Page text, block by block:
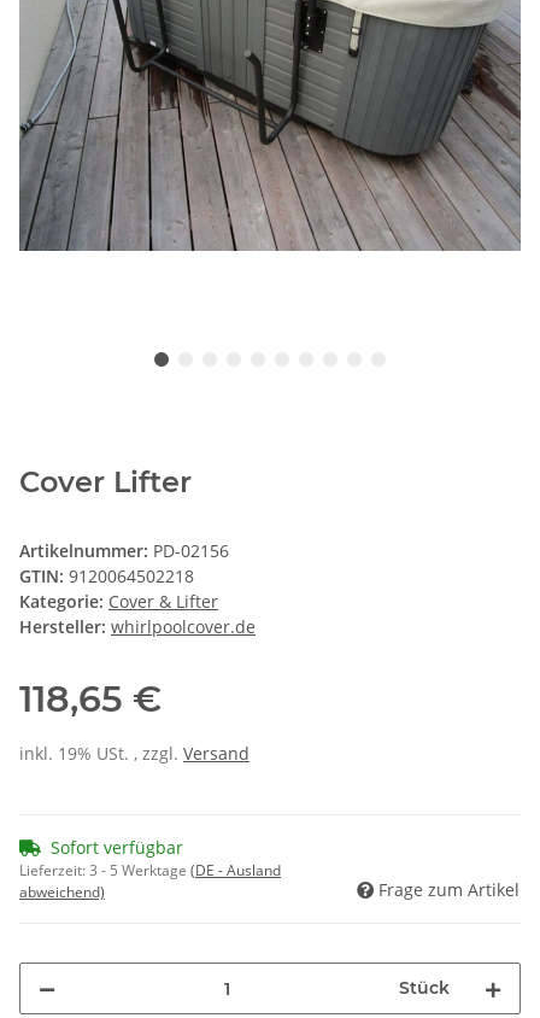
Cover Lifter
Artikelnummer: PD-02156
GTIN: 9120064502218
Kategorie: Cover & Lifter
Hersteller: whirlpoolcover.de
118,65 €
inkl. 19% USt. , zzgl. Versand
Sofort verfügbar
Lieferzeit:3 - 5 Werktage (DE - Ausland
abweichend)
Frage zum Artikel
Stück